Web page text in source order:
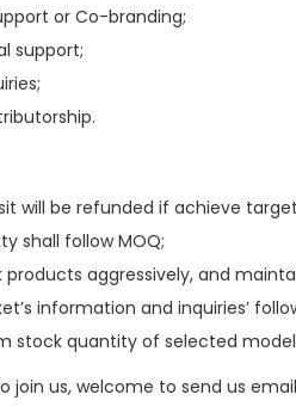
or Co-branding;
support;
will be refunded if achieve
shall follow MOQ;
products aggressively, and
information and inquiries’
stock quantity of selected
join us, welcome to send us email